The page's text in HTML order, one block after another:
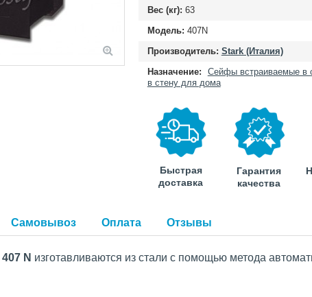
Вес (кг): 63
Модель: 407N
Производитель: Stark (Италия)
Назначение:
Сейфы встраиваемые в
в стену для дома
Быстрая
доставка
Гарантия
качества
Самовывоз Оплата Отзывы
407 N изготавливаются из стали с помощью метода